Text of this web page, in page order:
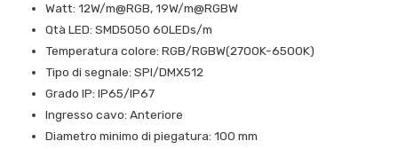
Watt: 12W/m@RGB, 19W/m@RGBW
Qtà LED: SMD5050 60LEDs/m
Temperatura colore: RGB/RGBW(2700K-6500K)
Tipo di segnale: SPI/DMX512
Grado IP: IP65/IP67
Ingresso cavo: Anteriore
Diametro minimo di piegatura: 100 mm